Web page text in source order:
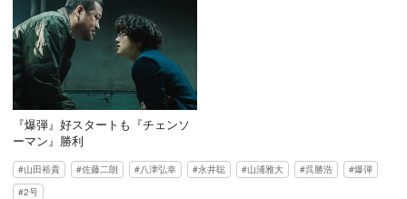
『爆弾』好スタートも『チェンソ
ーマン』勝利
山田裕貴 佐藤二朗 八津弘幸 永井聡 山浦雅大 呉勝浩
爆弾
2号